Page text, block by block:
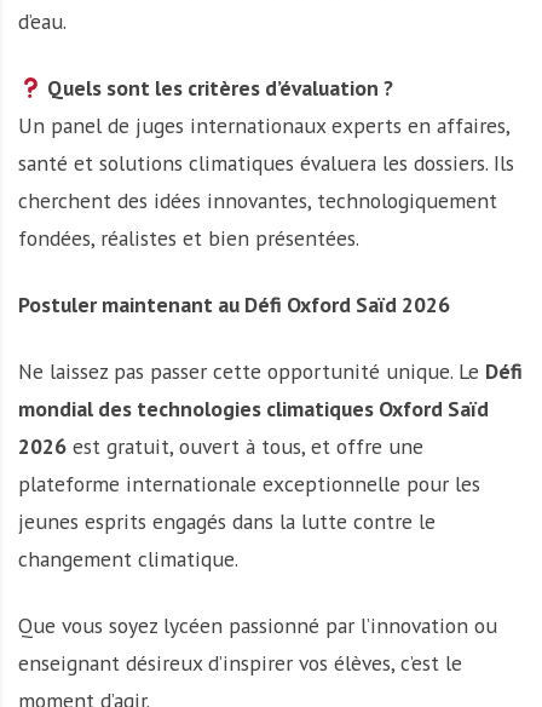
d’eau.
Quels sont les critères d’évaluation ?
Un panel de juges internationaux experts en affaires,
santé et solutions climatiques évaluera les dossiers. Ils
cherchent des idées innovantes, technologiquement
fondées, réalistes et bien présentées.
Postuler maintenant au Défi Oxford Saïd 2026
Ne laissez pas passer cette opportunité unique. Le Défi
mondial des technologies climatiques Oxford Saïd
2026 est gratuit, ouvert à tous, et offre une
plateforme internationale exceptionnelle pour les
jeunes esprits engagés dans la lutte contre le
changement climatique.
Que vous soyez lycéen passionné par l’innovation ou
enseignant désireux d’inspirer vos élèves, c’est le
moment d’agir.